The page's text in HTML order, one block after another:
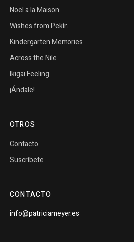
Noël a la Maison
Wishes from Pekín
Kindergarten Memories
Across the Nile
Ikigai Feeling
¡Ándale!
OTROS
Contacto
Suscríbete
CONTACTO
info@patriciameyer.es